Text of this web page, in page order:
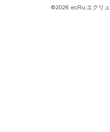
©2026 ecRu.エクリュ